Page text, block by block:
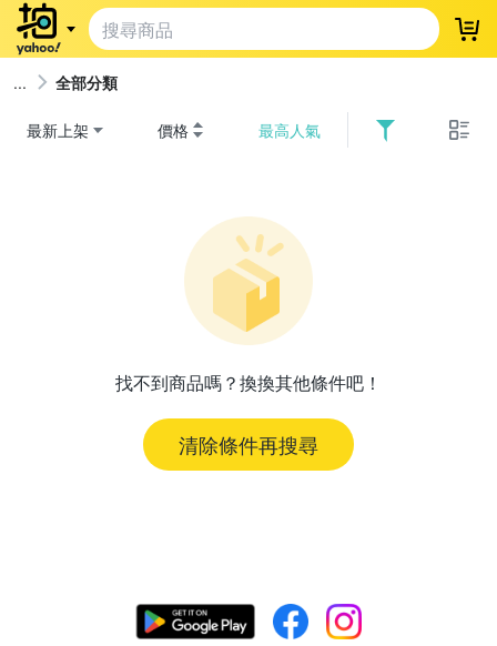
登
全部分類
最新上架 價格 最高人氣
找不到商品嗎？換換其他條件吧！
清除條件再搜尋